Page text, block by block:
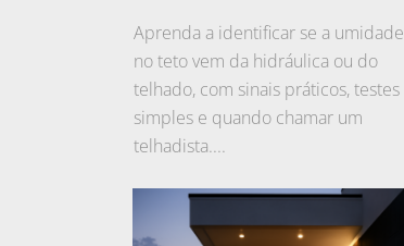
Aprenda a identificar se a umidade
no teto vem da hidráulica ou do
telhado, com sinais práticos, testes
simples e quando chamar um
telhadista....